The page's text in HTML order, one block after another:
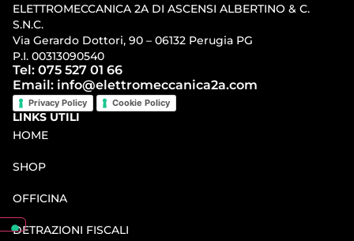
ELETTROMECCANICA 2A DI ASCENSI ALBERTINO & C.
S.N.C.
Via Gerardo Dottori, 90 – 06132 Perugia PG
P.I. 00313090540
Tel: 075 527 01 66
Email: info@elettromeccanica2a.com
Privacy Policy Cookie Policy
LINKS UTILI
HOME
SHOP
OFFICINA
DETRAZIONI FISCALI